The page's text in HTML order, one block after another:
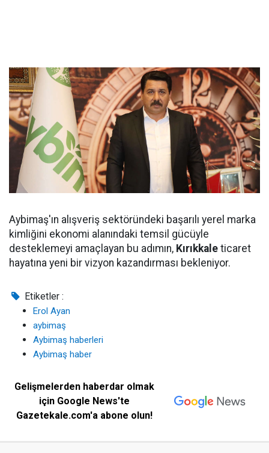
Aybimaş'ın alışveriş sektöründeki başarılı yerel marka
kimliğini ekonomi alanındaki temsil gücüyle
desteklemeyi amaçlayan bu adımın, Kırıkkale ticaret
hayatına yeni bir vizyon kazandırması bekleniyor.
Etiketler :
Erol Ayan
aybimaş
Aybimaş haberleri
Aybimaş haber
Gelişmelerden haberdar olmak
için Google News'te
Gazetekale.com'a abone olun!